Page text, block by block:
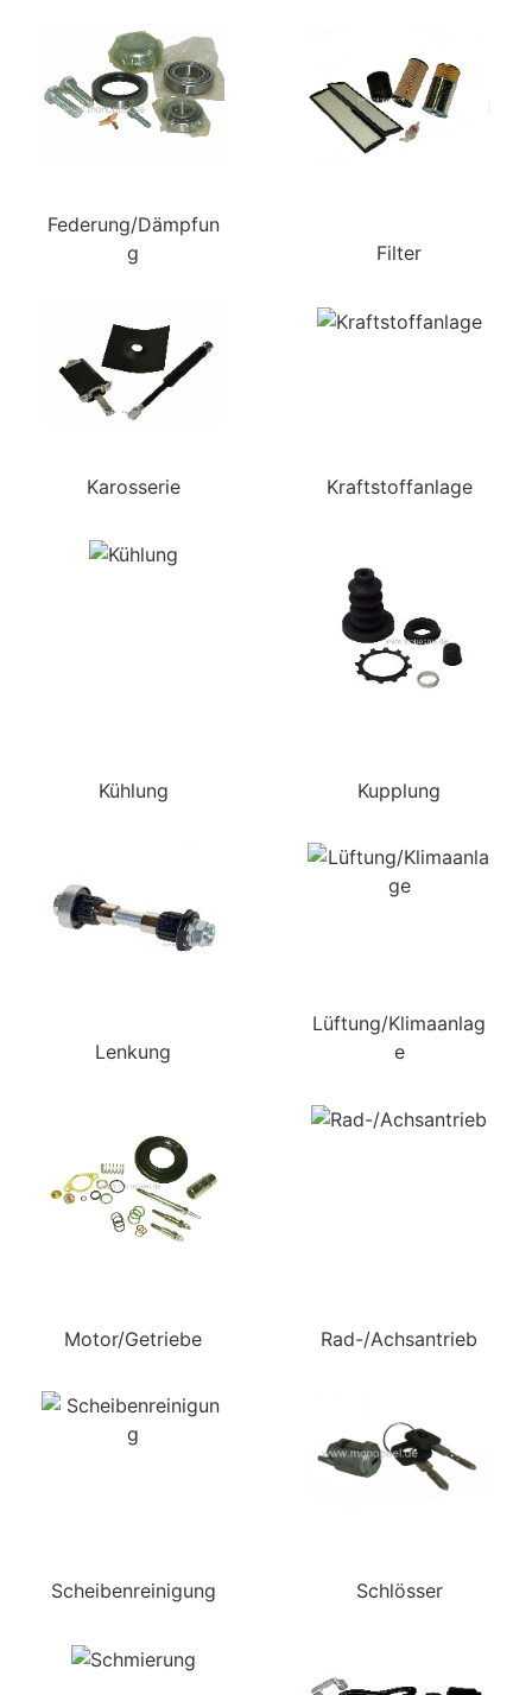
Federung/Dämpfun
g
Filter
Karosserie Kraftstoffanlage
Kühlung Kupplung
Lenkung
Lüftung/Klimaanlag
e
Motor/Getriebe Rad-/Achsantrieb
Scheibenreinigung Schlösser